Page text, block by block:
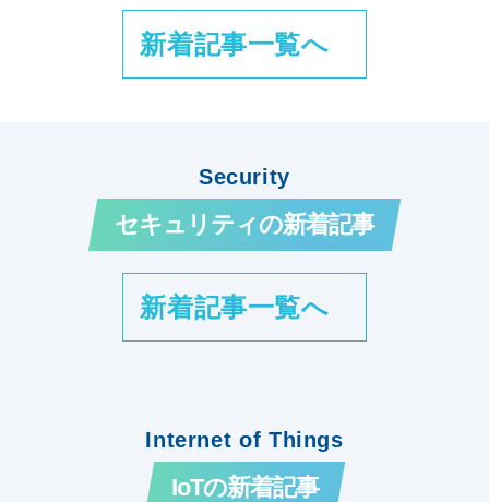
新着記事一覧へ
Security
セキュリティの新着記事
新着記事一覧へ
Internet of Things
IoTの新着記事